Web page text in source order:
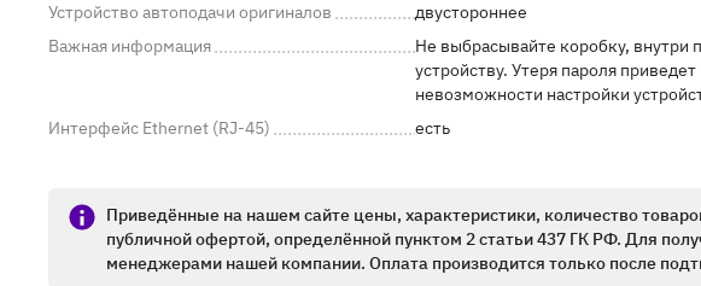
Устройство автоподачи оригиналов
двустороннее
Важная информация
Не выбрасывайте коробку, внутри
устройству. Утеря пароля приведет
невозможности настройки
Интерфейс Ethernet (RJ-45)
есть
Приведённые на нашем сайте цены, характеристики, количество
публичной офертой, определённой пунктом 2 статьи 437 ГК РФ. Для
менеджерами нашей компании. Оплата производится только после